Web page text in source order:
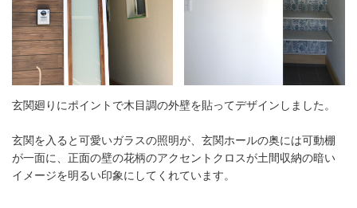
玄関廻りにポイントで木目調の外壁を貼ってデザインしました。
玄関を入ると可愛いガラスの照明が、玄関ホールの奥には可動棚
が一面に、正面の壁の花柄のアクセントクロスが土間収納の暗い
イメージを明るい印象にしてくれています。